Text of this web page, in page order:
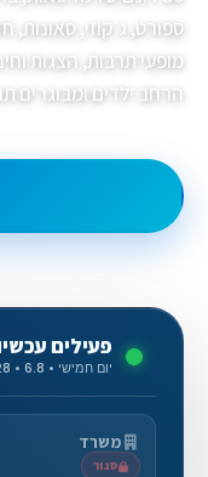
ספורט, ג׳קוזי, סאונות,
מופעי תרבות, הצגות
הרחב ילדים ומבוגרים
פעילים
יום חמישי • 6.8 • 22:28
משרד
סגור